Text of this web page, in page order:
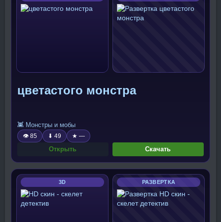
цветастого монстра
👾 Монстры и мобы
👁 85 ⬇ 49 ★ —
Открыть Скачать
3D РАЗВЕРТКА